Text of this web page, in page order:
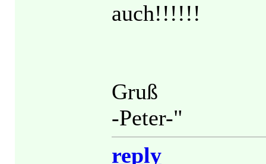
auch!!!!!!
Gruß
-Peter-"
reply